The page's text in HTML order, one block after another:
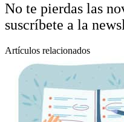
No te pierdas las
suscríbete a la
Artículos relacionados